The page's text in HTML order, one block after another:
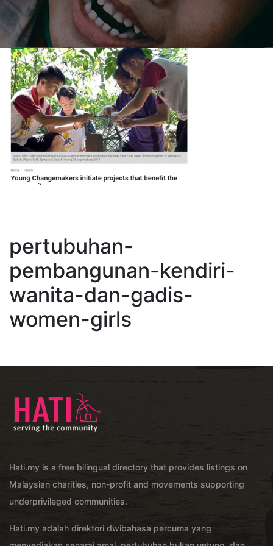
pertubuhan-
pembangunan-kendiri-
wanita-dan-gadis-
women-girls
Hati.my is a free bilingual directory that provides listings on
Malaysian charities, non-profit and movements supporting
underprivileged communities.
Hati.my adalah direktori dwibahasa percuma yang